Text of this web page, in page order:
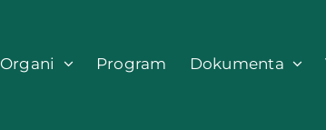
Organi Program Dokumenta